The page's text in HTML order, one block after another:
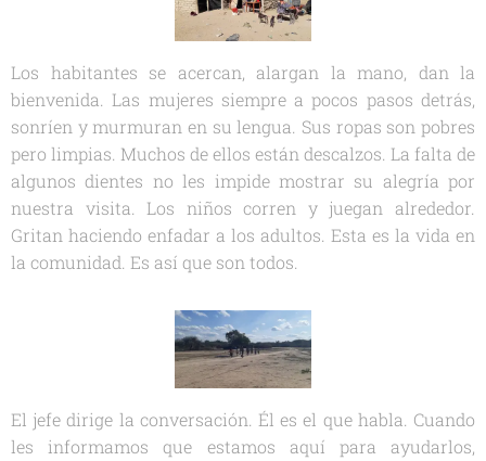
Los habitantes se acercan, alargan la mano, dan la
bienvenida. Las mujeres siempre a pocos pasos detrás,
sonríen y murmuran en su lengua. Sus ropas son pobres
pero limpias. Muchos de ellos están descalzos. La falta de
algunos dientes no les impide mostrar su alegría por
nuestra visita. Los niños corren y juegan alrededor.
Gritan haciendo enfadar a los adultos. Esta es la vida en
la comunidad. Es así que son todos.
El jefe dirige la conversación. Él es el que habla. Cuando
les informamos que estamos aquí para ayudarlos,